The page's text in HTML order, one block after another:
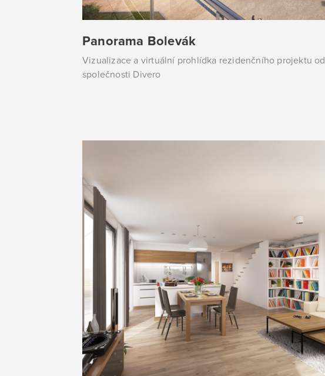
Panorama Bolevák
Vizualizace a virtuální prohlídka rezidenčního projektu od
společnosti Divero